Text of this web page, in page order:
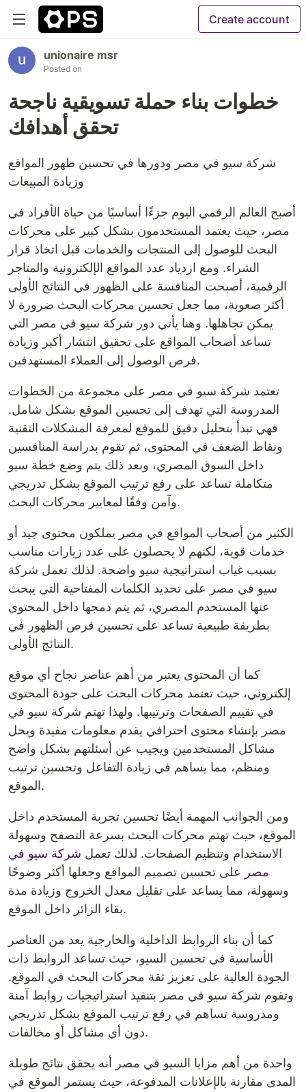
Create account
unionaire msr
Posted on
خطوات بناء حملة تسويقية ناجحة
تحقق أهدافك
شركة سيو في مصر ودورها في تحسين ظهور المواقع
وزيادة المبيعات
أصبح العالم الرقمي اليوم جزءًا أساسيًا من حياة الأفراد في
مصر، حيث يعتمد المستخدمون بشكل كبير على محركات
البحث للوصول إلى المنتجات والخدمات قبل اتخاذ قرار
الشراء. ومع ازدياد عدد المواقع الإلكترونية والمتاجر
الرقمية، أصبحت المنافسة على الظهور في النتائج الأولى
أكثر صعوبة، مما جعل تحسين محركات البحث ضرورة لا
يمكن تجاهلها. وهنا يأتي دور شركة سيو في مصر التي
تساعد أصحاب المواقع على تحقيق انتشار أكبر وزيادة
فرص الوصول إلى العملاء المستهدفين.
تعتمد شركة سيو في مصر على مجموعة من الخطوات
المدروسة التي تهدف إلى تحسين الموقع بشكل شامل.
فهي تبدأ بتحليل دقيق للموقع لمعرفة المشكلات التقنية
ونقاط الضعف في المحتوى، ثم تقوم بدراسة المنافسين
داخل السوق المصري، وبعد ذلك يتم وضع خطة سيو
متكاملة تساعد على رفع ترتيب الموقع بشكل تدريجي
وآمن وفقًا لمعايير محركات البحث.
الكثير من أصحاب المواقع في مصر يملكون محتوى جيد أو
خدمات قوية، لكنهم لا يحصلون على عدد زيارات مناسب
بسبب غياب استراتيجية سيو واضحة. لذلك تعمل شركة
سيو في مصر على تحديد الكلمات المفتاحية التي يبحث
عنها المستخدم المصري، ثم يتم دمجها داخل المحتوى
بطريقة طبيعية تساعد على تحسين فرص الظهور في
النتائج الأولى.
كما أن المحتوى يعتبر من أهم عناصر نجاح أي موقع
إلكتروني، حيث تعتمد محركات البحث على جودة المحتوى
في تقييم الصفحات وترتيبها. ولهذا تهتم شركة سيو في
مصر بإنشاء محتوى احترافي يقدم معلومات مفيدة ويحل
مشاكل المستخدمين ويجيب عن أسئلتهم بشكل واضح
ومنظم، مما يساهم في زيادة التفاعل وتحسين ترتيب
الموقع.
ومن الجوانب المهمة أيضًا تحسين تجربة المستخدم داخل
الموقع، حيث تهتم محركات البحث بسرعة التصفح وسهولة
الاستخدام وتنظيم الصفحات. لذلك تعمل شركة سيو في
مصر على تحسين تصميم المواقع وجعلها أكثر وضوحًا
وسهولة، مما يساعد على تقليل معدل الخروج وزيادة مدة
بقاء الزائر داخل الموقع.
كما أن بناء الروابط الداخلية والخارجية يعد من العناصر
الأساسية في تحسين السيو، حيث تساعد الروابط ذات
الجودة العالية على تعزيز ثقة محركات البحث في الموقع.
وتقوم شركة سيو في مصر بتنفيذ استراتيجيات روابط آمنة
ومدروسة تساهم في رفع ترتيب الموقع بشكل تدريجي
دون أي مشاكل أو مخالفات.
واحدة من أهم مزايا السيو في مصر أنه يحقق نتائج طويلة
المدى مقارنة بالإعلانات المدفوعة، حيث يستمر الموقع في